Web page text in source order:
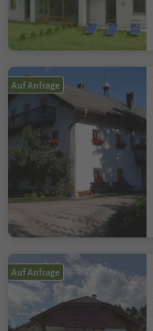
Auf Anfrage
Auf Anfrage